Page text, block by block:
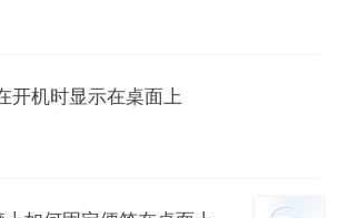
开机时显示在桌面上